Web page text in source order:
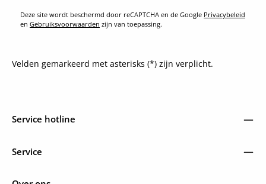
Deze site wordt beschermd door reCAPTCHA en de Google Privacybeleid
en Gebruiksvoorwaarden zijn van toepassing.
Velden gemarkeerd met asterisks (*) zijn verplicht.
Service hotline
Service